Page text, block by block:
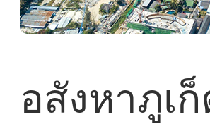
อสังหาภูเ